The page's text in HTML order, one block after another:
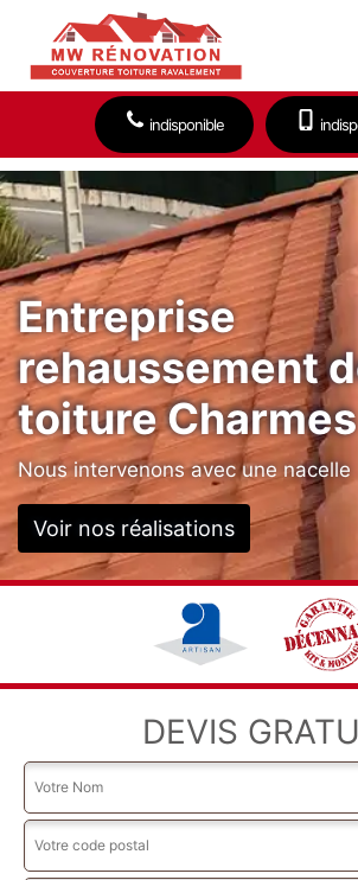
indisponible
Entreprise
rehaussement
toiture
Nous intervenons avec une nacelle
Voir nos réalisations
DEVIS